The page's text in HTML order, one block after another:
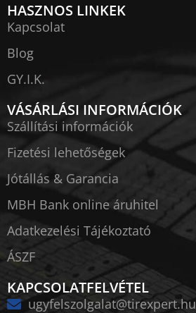
HASZNOS LINKEK
Kapcsolat
Blog
GY.I.K.
VÁSÁRLÁSI INFORMÁCIÓK
Szállítási információk
Fizetési lehetőségek
Jótállás & Garancia
MBH Bank online áruhitel
Adatkezelési Tájékoztató
ÁSZF
KAPCSOLATFELVÉTEL
ugyfelszolgalat@tirexpert.hu